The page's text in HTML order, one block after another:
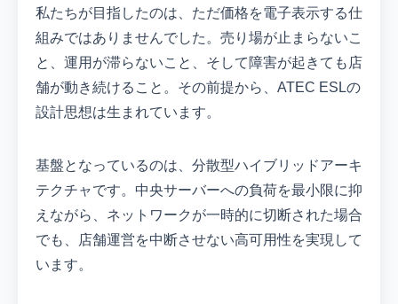
私たちが目指したのは、ただ価格を電子表示する仕
組みではありませんでした。売り場が止まらないこ
と、運用が滞らないこと、そして障害が起きても店
舗が動き続けること。その前提から、ATEC ESLの
設計思想は生まれています。
基盤となっているのは、分散型ハイブリッドアーキ
テクチャです。中央サーバーへの負荷を最小限に抑
えながら、ネットワークが一時的に切断された場合
でも、店舗運営を中断させない高可用性を実現して
います。